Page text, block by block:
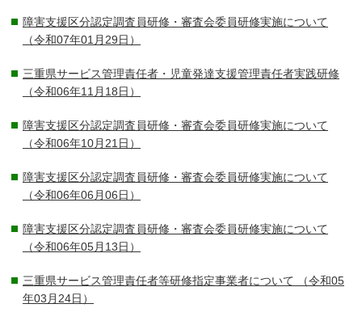
障害支援区分認定調査員研修・審査会委員研修実施について
（令和07年01月29日）
三重県サービス管理責任者・児童発達支援管理責任者実践研修
（令和06年11月18日）
障害支援区分認定調査員研修・審査会委員研修実施について
（令和06年10月21日）
障害支援区分認定調査員研修・審査会委員研修実施について
（令和06年06月06日）
障害支援区分認定調査員研修・審査会委員研修実施について
（令和06年05月13日）
三重県サービス管理責任者等研修指定事業者について （令和05
年03月24日）